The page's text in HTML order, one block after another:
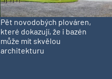
Pět novodobých plováren,
které dokazují, že i bazén
může mít skvělou
architekturu